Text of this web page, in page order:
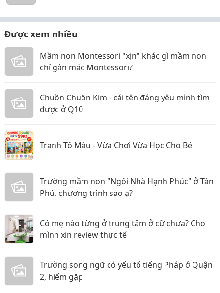
Được xem nhiều
Mầm non Montessori "xịn" khác gì mầm non
chỉ gắn mác Montessori?
Chuồn Chuồn Kim - cái tên đáng yêu mình tìm
được ở Q10
Tranh Tô Màu - Vừa Chơi Vừa Học Cho Bé
Trường mầm non "Ngôi Nhà Hạnh Phúc" ở Tân
Phú, chương trình sao ạ?
Có mẹ nào từng ở trung tâm ở cữ chưa? Cho
mình xin review thực tế
Trường song ngữ có yếu tố tiếng Pháp ở Quận
2, hiếm gặp